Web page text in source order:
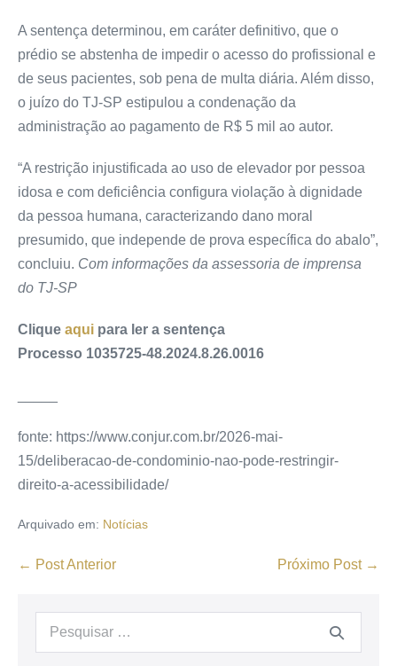
A sentença determinou, em caráter definitivo, que o
prédio se abstenha de impedir o acesso do profissional e
de seus pacientes, sob pena de multa diária. Além disso,
o juízo do TJ-SP estipulou a condenação da
administração ao pagamento de R$ 5 mil ao autor.
“A restrição injustificada ao uso de elevador por pessoa
idosa e com deficiência configura violação à dignidade
da pessoa humana, caracterizando dano moral
presumido, que independe de prova específica do abalo”,
concluiu. Com informações da assessoria de imprensa
do TJ-SP
Clique aqui para ler a sentença
Processo 1035725-48.2024.8.26.0016
fonte: https://www.conjur.com.br/2026-mai-
15/deliberacao-de-condominio-nao-pode-restringir-
direito-a-acessibilidade/
Arquivado em: Notícias
← Post Anterior Próximo Post →